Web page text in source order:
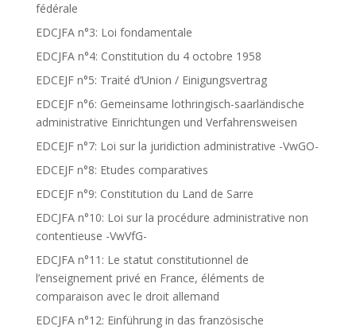
fédérale
EDCJFA n°3: Loi fondamentale
EDCJFA n°4: Constitution du 4 octobre 1958
EDCEJF n°5: Traité d’Union / Einigungsvertrag
EDCEJF n°6: Gemeinsame lothringisch-saarländische
administrative Einrichtungen und Verfahrensweisen
EDCEJF n°7: Loi sur la juridiction administrative -VwGO-
EDCEJF n°8: Etudes comparatives
EDCEJF n°9: Constitution du Land de Sarre
EDCJFA n°10: Loi sur la procédure administrative non
contentieuse -VwVfG-
EDCJFA n°11: Le statut constitutionnel de
l’enseignement privé en France, éléments de
comparaison avec le droit allemand
EDCJFA n°12: Einführung in das französische